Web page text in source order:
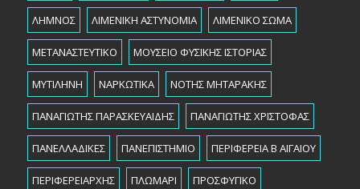
ΛΗΜΝΟΣ ΛΙΜΕΝΙΚΗ ΑΣΤΥΝΟΜΙΑ ΛΙΜΕΝΙΚΟ ΣΩΜΑ
ΜΕΤΑΝΑΣΤΕΥΤΙΚΟ ΜΟΥΣΕΙΟ ΦΥΣΙΚΗΣ ΙΣΤΟΡΙΑΣ
ΜΥΤΙΛΗΝΗ ΝΑΡΚΩΤΙΚΑ ΝΟΤΗΣ ΜΗΤΑΡΑΚΗΣ
ΠΑΝΑΓΙΩΤΗΣ ΠΑΡΑΣΚΕΥΑΙΔΗΣ ΠΑΝΑΓΙΩΤΗΣ ΧΡΙΣΤΟΦΑΣ
ΠΑΝΕΛΛΑΔΙΚΕΣ ΠΑΝΕΠΙΣΤΗΜΙΟ ΠΕΡΙΦΕΡΕΙΑ Β ΑΙΓΑΙΟΥ
ΠΕΡΙΦΕΡΕΙΑΡΧHΣ ΠΛΩΜΑΡΙ ΠΡΟΣΦΥΓΙΚΟ